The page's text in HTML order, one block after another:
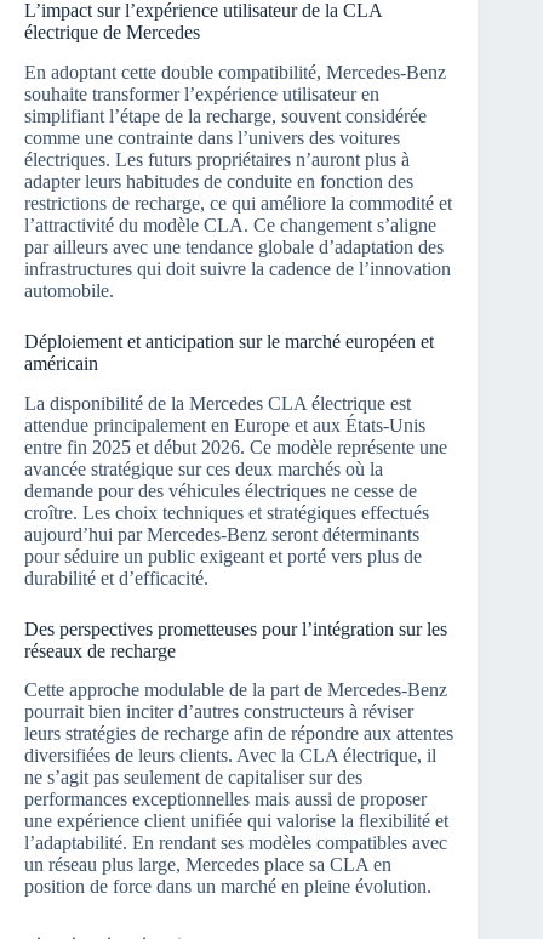
L’impact sur l’expérience utilisateur de la CLA
électrique de Mercedes
En adoptant cette double compatibilité, Mercedes-Benz
souhaite transformer l’expérience utilisateur en
simplifiant l’étape de la recharge, souvent considérée
comme une contrainte dans l’univers des voitures
électriques. Les futurs propriétaires n’auront plus à
adapter leurs habitudes de conduite en fonction des
restrictions de recharge, ce qui améliore la commodité et
l’attractivité du modèle CLA. Ce changement s’aligne
par ailleurs avec une tendance globale d’adaptation des
infrastructures qui doit suivre la cadence de l’innovation
automobile.
Déploiement et anticipation sur le marché européen et
américain
La disponibilité de la Mercedes CLA électrique est
attendue principalement en Europe et aux États-Unis
entre fin 2025 et début 2026. Ce modèle représente une
avancée stratégique sur ces deux marchés où la
demande pour des véhicules électriques ne cesse de
croître. Les choix techniques et stratégiques effectués
aujourd’hui par Mercedes-Benz seront déterminants
pour séduire un public exigeant et porté vers plus de
durabilité et d’efficacité.
Des perspectives prometteuses pour l’intégration sur les
réseaux de recharge
Cette approche modulable de la part de Mercedes-Benz
pourrait bien inciter d’autres constructeurs à réviser
leurs stratégies de recharge afin de répondre aux attentes
diversifiées de leurs clients. Avec la CLA électrique, il
ne s’agit pas seulement de capitaliser sur des
performances exceptionnelles mais aussi de proposer
une expérience client unifiée qui valorise la flexibilité et
l’adaptabilité. En rendant ses modèles compatibles avec
un réseau plus large, Mercedes place sa CLA en
position de force dans un marché en pleine évolution.